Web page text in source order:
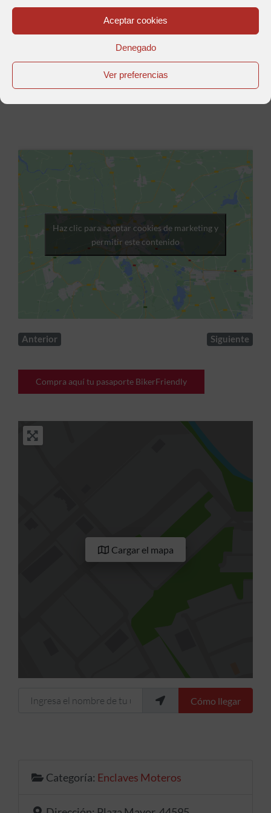
Aceptar cookies
Denegado
Ver preferencias
Haz clic para aceptar cookies de marketing y
permitir este contenido
Anterior Siguiente
Compra aquí tu pasaporte BikerFriendly
Cargar el mapa
Ingresa el nombre de tu ubicación Cómo llegar
Categoría: Enclaves Moteros